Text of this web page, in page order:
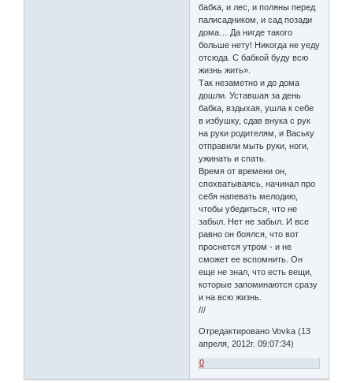
бабка, и лес, и поляны перед
палисадником, и сад позади
дома… Да нигде такого
больше нету! Никогда не уеду
отсюда. С бабкой буду всю
жизнь жить».
Так незаметно и до дома
дошли. Уставшая за день
бабка, вздыхая, ушла к себе
в избушку, сдав внука с рук
на руки родителям, и Ваську
отправили мыть руки, ноги,
ужинать и спать.
Время от времени он,
спохватываясь, начинал про
себя напевать мелодию,
чтобы убедиться, что не
забыл. Нет не забыл. И все
равно он боялся, что вот
проснется утром - и не
сможет ее вспомнить. Он
еще не знал, что есть вещи,
которые запоминаются сразу
и на всю жизнь.
///
Отредактировано Vovka (13
апреля, 2012г. 09:07:34)
0